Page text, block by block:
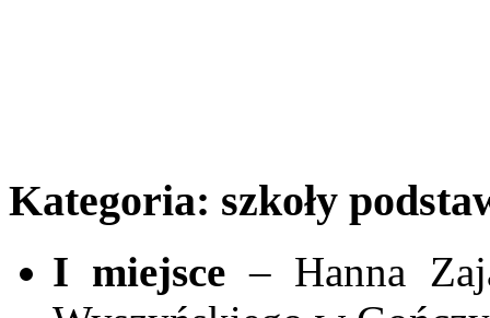
Kategoria: szkoły
I miejsce – Hanna